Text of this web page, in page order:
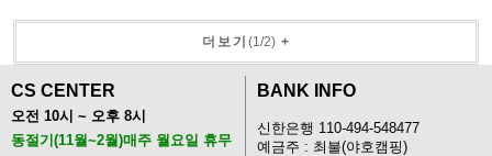
더보기 (1/2)+
CS CENTER
오전 10시 ~ 오후 8시
동절기(11월~2월)매주 월요일 휴무
BANK INFO
신한은행 110-494-548477
예금주 : 최불(야호캠핑)